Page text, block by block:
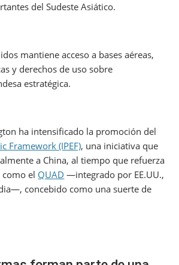
del Sudeste Asiático.
mantiene acceso a bases aéreas,
y derechos de uso sobre
estratégica.
ha intensificado la promoción del
Framework (IPEF), una iniciativa que
a China, al tiempo que refuerza
como el QUAD —integrado por EE.UU.,
concebido como una suerte de